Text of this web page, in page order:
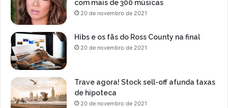
com mais de 300 músicas
20 de novembro de 2021
Hibs e os fãs do Ross County na final
20 de novembro de 2021
Trave agora! Stock sell-off afunda taxas
de hipoteca
20 de novembro de 2021